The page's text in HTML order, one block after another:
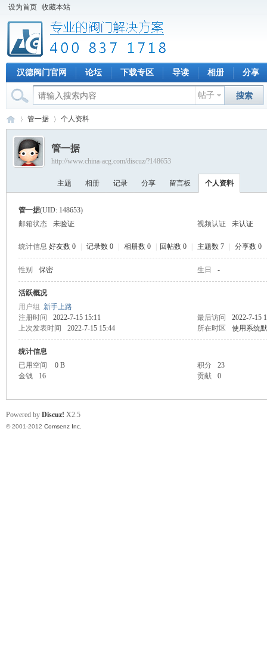
设为首页 收藏本站
汉德阀门官网 论坛 下载专区 导读 相册 分享
帖子 搜索
›
管一据 个人资料
管一据
http://www.china-acg.com/discuz/?148653
主题 相册 记录 分享 留言板 个人资料
管一据(UID: 148653)
邮箱状态
未验证 视频认证 未认证
统计信息 好友数 0 记录数 0 相册数 0 回帖数 0 主题数 7 分享数 0
性别 保密 生日 -
活跃概况
用户组 新手上路
注册时间
2022-7-15 15:11 最后访问
2022-7-15
上次发表时间
2022-7-15 15:44 所在时区 使用系统
统计信息
已用空间
0 B 积分
23
金钱
16 贡献 0
Powered by Discuz! X2.5
© 2001-2012 Comsenz Inc.